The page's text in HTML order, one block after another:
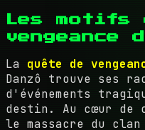
Les motifs
vengeance
La quête de
Danzô trouve ses
d'événements
destin. Au cœur de
le massacre du